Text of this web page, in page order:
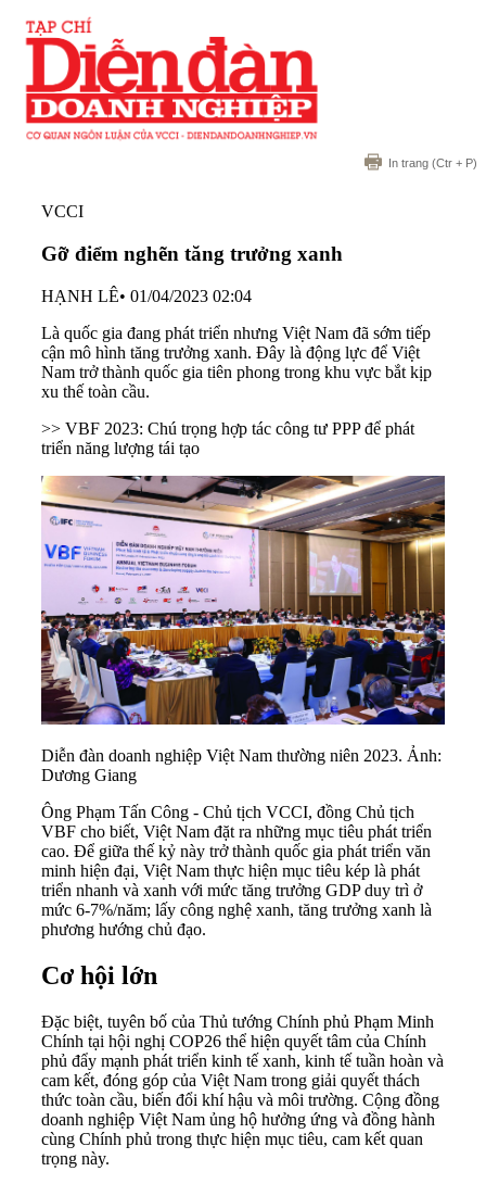
In trang (Ctr + P)
VCCI
Gỡ điểm nghẽn tăng trưởng xanh
HẠNH LÊ• 01/04/2023 02:04
Là quốc gia đang phát triển nhưng Việt Nam đã sớm tiếp
cận mô hình tăng trưởng xanh. Đây là động lực để Việt
Nam trở thành quốc gia tiên phong trong khu vực bắt kịp
xu thế toàn cầu.
>> VBF 2023: Chú trọng hợp tác công tư PPP để phát
triển năng lượng tái tạo
Diễn đàn doanh nghiệp Việt Nam thường niên 2023. Ảnh:
Dương Giang
Ông Phạm Tấn Công - Chủ tịch VCCI, đồng Chủ tịch
VBF cho biết, Việt Nam đặt ra những mục tiêu phát triển
cao. Để giữa thế kỷ này trở thành quốc gia phát triển văn
minh hiện đại, Việt Nam thực hiện mục tiêu kép là phát
triển nhanh và xanh với mức tăng trưởng GDP duy trì ở
mức 6-7%/năm; lấy công nghệ xanh, tăng trưởng xanh là
phương hướng chủ đạo.
Cơ hội lớn
Đặc biệt, tuyên bố của Thủ tướng Chính phủ Phạm Minh
Chính tại hội nghị COP26 thể hiện quyết tâm của Chính
phủ đẩy mạnh phát triển kinh tế xanh, kinh tế tuần hoàn và
cam kết, đóng góp của Việt Nam trong giải quyết thách
thức toàn cầu, biến đổi khí hậu và môi trường. Cộng đồng
doanh nghiệp Việt Nam ủng hộ hưởng ứng và đồng hành
cùng Chính phủ trong thực hiện mục tiêu, cam kết quan
trọng này.